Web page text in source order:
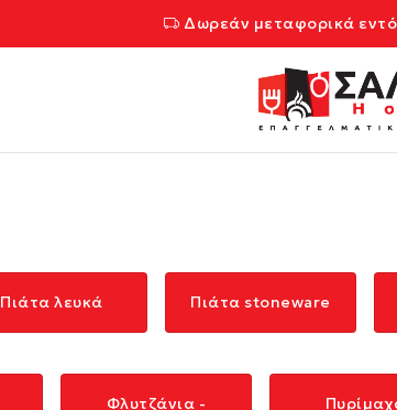
Δωρεάν μεταφορικά
Πιάτα λευκά Πιάτα stoneware
Φλυτζάνια -